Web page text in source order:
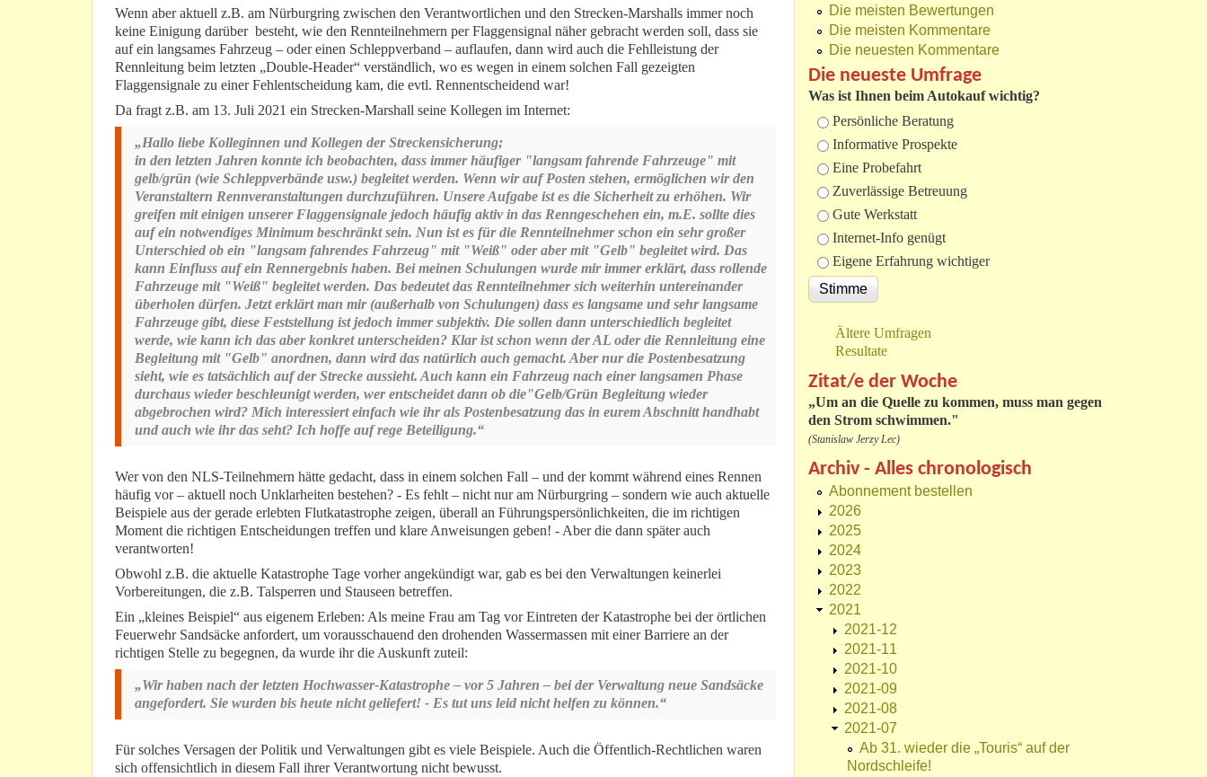
Wenn aber aktuell z.B. am Nürburgring zwischen den Verantwortlichen und den Strecken-Marshalls immer noch
keine Einigung darüber besteht, wie den Rennteilnehmern per Flaggensignal näher gebracht werden soll, dass sie
auf ein langsames Fahrzeug – oder einen Schleppverband – auflaufen, dann wird auch die Fehlleistung der
Rennleitung beim letzten „Double-Header“ verständlich, wo es wegen in einem solchen Fall gezeigten
Flaggensignale zu einer Fehlentscheidung kam, die evtl. Rennentscheidend war!
Da fragt z.B. am 13. Juli 2021 ein Strecken-Marshall seine Kollegen im Internet:
„Hallo liebe Kolleginnen und Kollegen der Streckensicherung;
in den letzten Jahren konnte ich beobachten, dass immer häufiger "langsam fahrende Fahrzeuge" mit
gelb/grün (wie Schleppverbände usw.) begleitet werden. Wenn wir auf Posten stehen, ermöglichen wir den
Veranstaltern Rennveranstaltungen durchzuführen. Unsere Aufgabe ist es die Sicherheit zu erhöhen. Wir
greifen mit einigen unserer Flaggensignale jedoch häufig aktiv in das Renngeschehen ein, m.E. sollte dies
auf ein notwendiges Minimum beschränkt sein. Nun ist es für die Rennteilnehmer schon ein sehr großer
Unterschied ob ein "langsam fahrendes Fahrzeug" mit "Weiß" oder aber mit "Gelb" begleitet wird. Das
kann Einfluss auf ein Rennergebnis haben. Bei meinen Schulungen wurde mir immer erklärt, dass rollende
Fahrzeuge mit "Weiß" begleitet werden. Das bedeutet das Rennteilnehmer sich weiterhin untereinander
überholen dürfen. Jetzt erklärt man mir (außerhalb von Schulungen) dass es langsame und sehr langsame
Fahrzeuge gibt, diese Feststellung ist jedoch immer subjektiv. Die sollen dann unterschiedlich begleitet
werde, wie kann ich das aber konkret unterscheiden? Klar ist schon wenn der AL oder die Rennleitung eine
Begleitung mit "Gelb" anordnen, dann wird das natürlich auch gemacht. Aber nur die Postenbesatzung
sieht, wie es tatsächlich auf der Strecke aussieht. Auch kann ein Fahrzeug nach einer langsamen Phase
durchaus wieder beschleunigt werden, wer entscheidet dann ob die"Gelb/Grün Begleitung wieder
abgebrochen wird? Mich interessiert einfach wie ihr als Postenbesatzung das in eurem Abschnitt handhabt
und auch wie ihr das seht? Ich hoffe auf rege Beteiligung.“
Wer von den NLS-Teilnehmern hätte gedacht, dass in einem solchen Fall – und der kommt während eines Rennen
häufig vor – aktuell noch Unklarheiten bestehen? - Es fehlt – nicht nur am Nürburgring – sondern wie auch aktuelle
Beispiele aus der gerade erlebten Flutkatastrophe zeigen, überall an Führungspersönlichkeiten, die im richtigen
Moment die richtigen Entscheidungen treffen und klare Anweisungen geben! - Aber die dann später auch
verantworten!
Obwohl z.B. die aktuelle Katastrophe Tage vorher angekündigt war, gab es bei den Verwaltungen keinerlei
Vorbereitungen, die z.B. Talsperren und Stauseen betreffen.
Ein „kleines Beispiel“ aus eigenem Erleben: Als meine Frau am Tag vor Eintreten der Katastrophe bei der örtlichen
Feuerwehr Sandsäcke anfordert, um vorausschauend den drohenden Wassermassen mit einer Barriere an der
richtigen Stelle zu begegnen, da wurde ihr die Auskunft zuteil:
„Wir haben nach der letzten Hochwasser-Katastrophe – vor 5 Jahren – bei der Verwaltung neue Sandsäcke
angefordert. Sie wurden bis heute nicht geliefert! - Es tut uns leid nicht helfen zu können.“
Für solches Versagen der Politik und Verwaltungen gibt es viele Beispiele. Auch die Öffentlich-Rechtlichen waren
sich offensichtlich in diesem Fall ihrer Verantwortung nicht bewusst.
Die meisten Bewertungen
Die meisten Kommentare
Die neuesten Kommentare
Die neueste Umfrage
Was ist Ihnen beim Autokauf wichtig?
Auswahlmöglichkeiten
Persönliche Beratung
Informative Prospekte
Eine Probefahrt
Zuverlässige Betreuung
Gute Werkstatt
Internet-Info genügt
Eigene Erfahrung wichtiger
Ältere Umfragen
Resultate
Zitat/e der Woche
„Um an die Quelle zu kommen, muss man gegen
den Strom schwimmen."
(Stanislaw Jerzy Lec)
Archiv - Alles chronologisch
Abonnement bestellen
2026
2025
2024
2023
2022
2021
2021-12
2021-11
2021-10
2021-09
2021-08
2021-07
Ab 31. wieder die „Touris“ auf der
Nordschleife!